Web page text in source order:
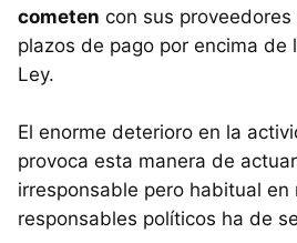
cometen con sus
plazos de pago por encima de
Ley.
El enorme deterioro en la
provoca esta manera de
irresponsable pero habitual en
responsables políticos ha de